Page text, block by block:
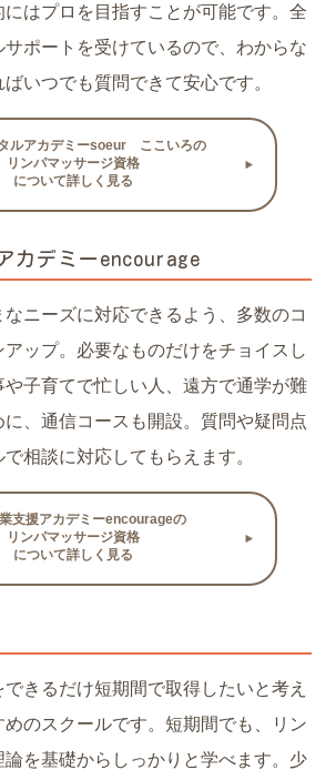
にはプロを目指すことが可能です。全
ポートを受けているので、わからな
いつでも質問できて安心です。
ルアカデミーsoeur ここいろの
リンパマッサージ資格
について詳しく見る
カデミーencourage
ニーズに対応できるよう、多数のコ
ップ。必要なものだけをチョイスし
や子育てで忙しい人、遠方で通学が難
に、通信コースも開設。質問や疑問点
相談に対応してもらえます。
支援アカデミーencourageの
リンパマッサージ資格
について詳しく見る
きるだけ短期間で取得したいと考え
のスクールです。短期間でも、リン
を基礎からしっかりと学べます。少